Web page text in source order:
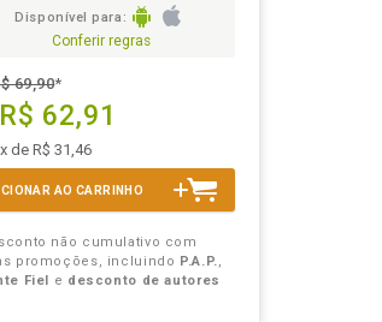
Disponível para:
Conferir regras
69,90*
R$ 62,91
de R$ 31,46
AO CARRINHO
não cumulativo com
promoções, incluindo P.A.P.,
Fiel
e desconto de autores